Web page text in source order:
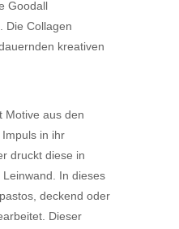
Goodall
Die Collagen
kreativen
Motive aus den
in ihr
druckt diese in
In dieses
deckend oder
Dieser